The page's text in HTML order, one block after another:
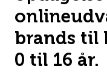
brands til
0 til 16 år.